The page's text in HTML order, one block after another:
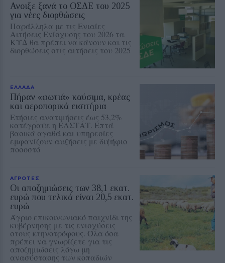
Ανοιξε ξανά το ΟΣΔΕ του 2025
για νέες διορθώσεις
Παράλληλα με τις Ενιαίες
Αιτήσεις Ενίσχυσης του 2026 τα
ΚΥΔ θα πρέπει να κάνουν και τις
διορθώσεις στις αιτήσεις του 2025
ΕΛΛΑΔΑ
Πήραν «φωτιά» καύσιμα, κρέας
και αεροπορικά εισιτήρια
Ετήσιες ανατιμήσεις έως 53,2%
κατέγραψε η ΕΛΣΤΑΤ. Επτά
βασικά αγαθά και υπηρεσίες
εμφανίζουν αυξήσεις με διψήφιο
ποσοστό
ΑΓΡΟΤΕΣ
Οι αποζημιώσεις των 38,1 εκατ.
ευρώ που τελικά είναι 20,5 εκατ.
ευρώ
Άγριο επικοινωνιακό παιχνίδι της
κυβέρνησης με τις ενισχύσεις
στους κτηνοτρόφους. Όλα όσα
πρέπει να γνωρίζετε για τις
αποζημιώσεις λόγω μη
ανασύστασης των κοπαδιών